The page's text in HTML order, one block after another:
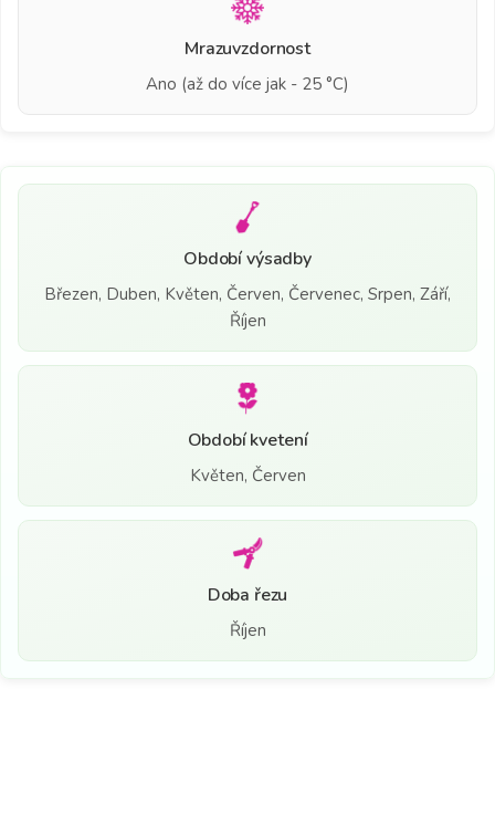
Mrazuvzdornost
Ano (až do více jak - 25 °C)
Období výsadby
Březen, Duben, Květen, Červen, Červenec, Srpen, Září,
Říjen
Období kvetení
Květen, Červen
Doba řezu
Říjen